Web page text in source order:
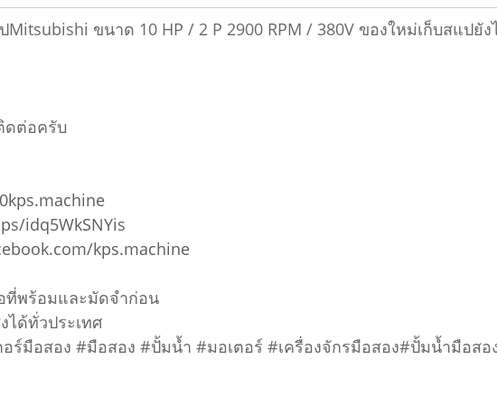
ขนาด 10 HP / 2 P 2900 RPM / 380V ของใหม่เก็บสแปยั
ดต่อครับ
idq5WkSNYis
kps.machine
พร้อมและมัดจำก่อน
ด้ทั่วประเทศ
อร์มือสอง #มือสอง #ปั้มน้ำ #มอเตอร์ #เครื่องจักรมือสอง#ปั้มน้ำมือส